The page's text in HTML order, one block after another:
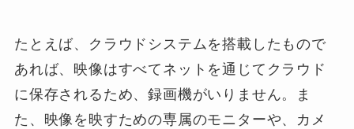
たとえば、クラウドシステムを搭載したもので
あれば、映像はすべてネットを通じてクラウド
に保存されるため、録画機がいりません。ま
た、映像を映すための専属のモニターや、カメ